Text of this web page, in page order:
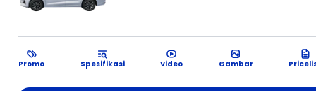
Promo Spesifikasi Video Gambar